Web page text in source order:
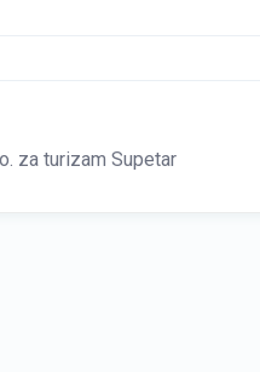
za turizam Supetar